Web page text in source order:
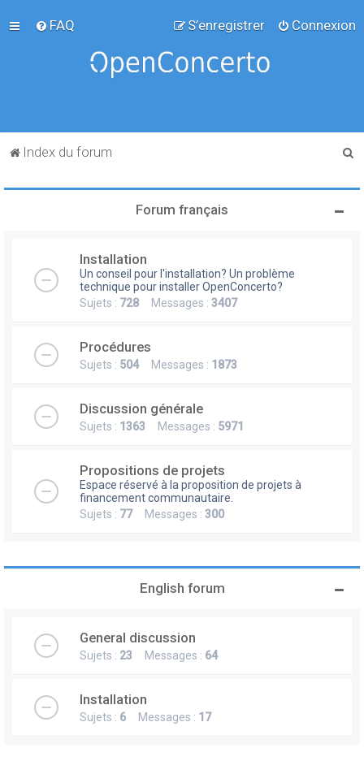
FAQ Connexion
S’enregistrer
Index du forum
Forum français
Installation
Un conseil pour l'installation? Un problème
technique pour installer OpenConcerto?
Sujets : 728 Messages : 3407
Procédures
Sujets : 504Messages : 1873
Discussion générale
Sujets : 1363 Messages : 5971
Propositions de projets
Espace réservé à la proposition de projets à
financement communautaire.
Sujets : 77Messages : 300
English forum
General discussion
Sujets : 23 Messages : 64
Installation
Sujets : 6 Messages : 17